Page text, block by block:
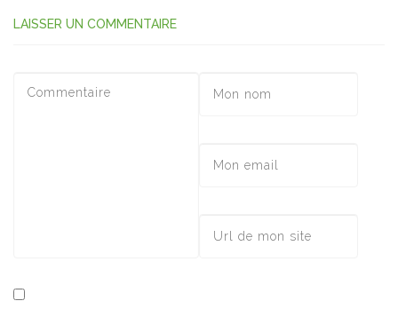
LAISSER UN COMMENTAIRE